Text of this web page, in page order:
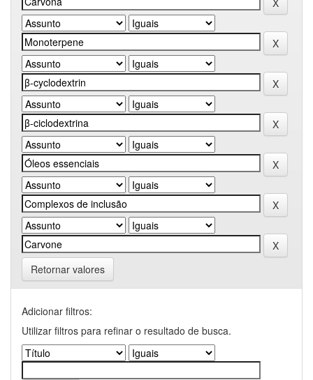
Retornar valores
Adicionar filtros:
Utilizar filtros para refinar o resultado de busca.